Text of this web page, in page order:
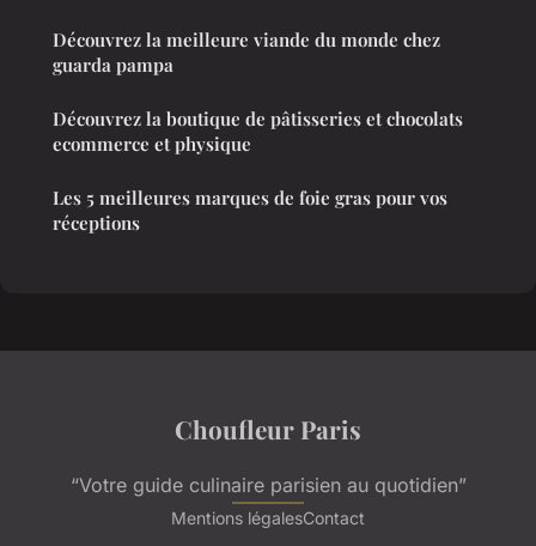
Découvrez la meilleure viande du monde chez
guarda pampa
Découvrez la boutique de pâtisseries et chocolats
ecommerce et physique
Les 5 meilleures marques de foie gras pour vos
réceptions
Choufleur Paris
“Votre guide culinaire parisien au quotidien”
Mentions légalesContact